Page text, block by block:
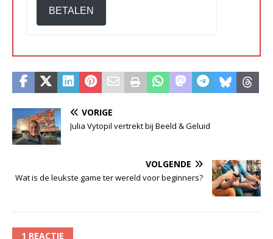
BETALEN
VORIGE
Julia Vytopil vertrekt bij Beeld & Geluid
VOLGENDE
Wat is de leukste game ter wereld voor beginners?
1 REACTIE